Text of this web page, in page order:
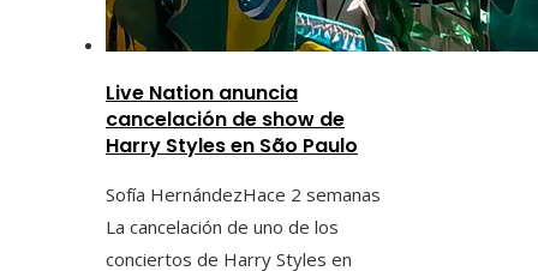
Live Nation anuncia
cancelación de show de
Harry Styles en São Paulo
Sofía HernándezHace 2 semanas
La cancelación de uno de los
conciertos de Harry Styles en